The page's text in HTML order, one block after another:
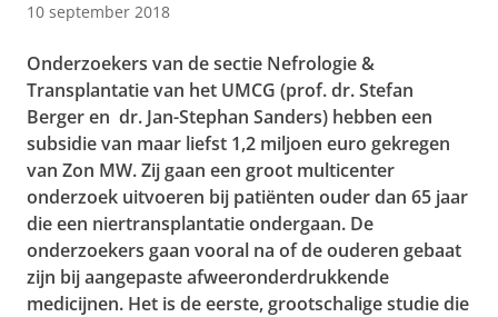
10 september 2018
Onderzoekers van de sectie Nefrologie &
Transplantatie van het UMCG (prof. dr. Stefan
Berger en dr. Jan-Stephan Sanders) hebben een
subsidie van maar liefst 1,2 miljoen euro gekregen
van Zon MW. Zij gaan een groot multicenter
onderzoek uitvoeren bij patiënten ouder dan 65 jaar
die een niertransplantatie ondergaan. De
onderzoekers gaan vooral na of de ouderen gebaat
zijn bij aangepaste afweeronderdrukkende
medicijnen. Het is de eerste, grootschalige studie die